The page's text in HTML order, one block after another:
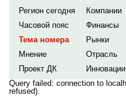
Регион сегодня
Компании
Часовой пояс
Финансы
Тема номера
Рынки
Мнение
Отрасль
Проект ДК
Инновации
Query failed: connection to
refused).